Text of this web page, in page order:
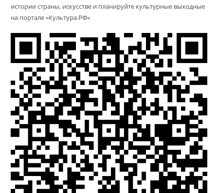
истории страны, искусстве и планируйте культурные выходные
на портале «Культура.РФ»